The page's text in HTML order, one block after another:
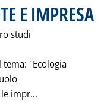
E IMPRESA .
studi
"Ecologia
impr... Leggi tutta la